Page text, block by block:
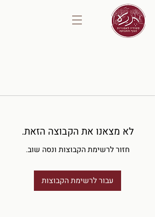
לא מצאנו את הקבוצה הזאת.
חזור לרשימת הקבוצות ונסה שוב.
עבור לרשימת הקבוצות